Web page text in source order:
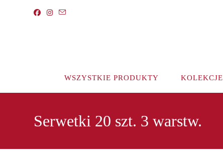
WSZYSTKIE PRODUKTY KOLEKCJE
Serwetki 20 szt. 3 warstw.